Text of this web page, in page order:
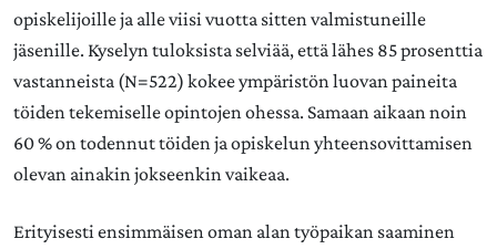
opiskelijoille ja alle viisi vuotta sitten valmistuneille
jäsenille. Kyselyn tuloksista selviää, että lähes 85 prosenttia
vastanneista (N=522) kokee ympäristön luovan paineita
töiden tekemiselle opintojen ohessa. Samaan aikaan noin
60 % on todennut töiden ja opiskelun yhteensovittamisen
olevan ainakin jokseenkin vaikeaa.
Erityisesti ensimmäisen oman alan työpaikan saaminen